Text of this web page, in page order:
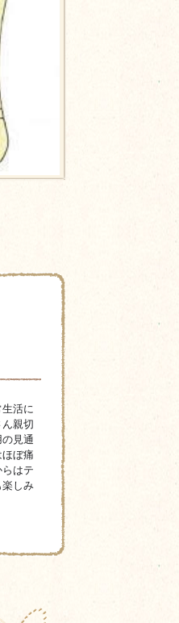
活に
親切
見通
ぼ痛
はテ
楽しみ